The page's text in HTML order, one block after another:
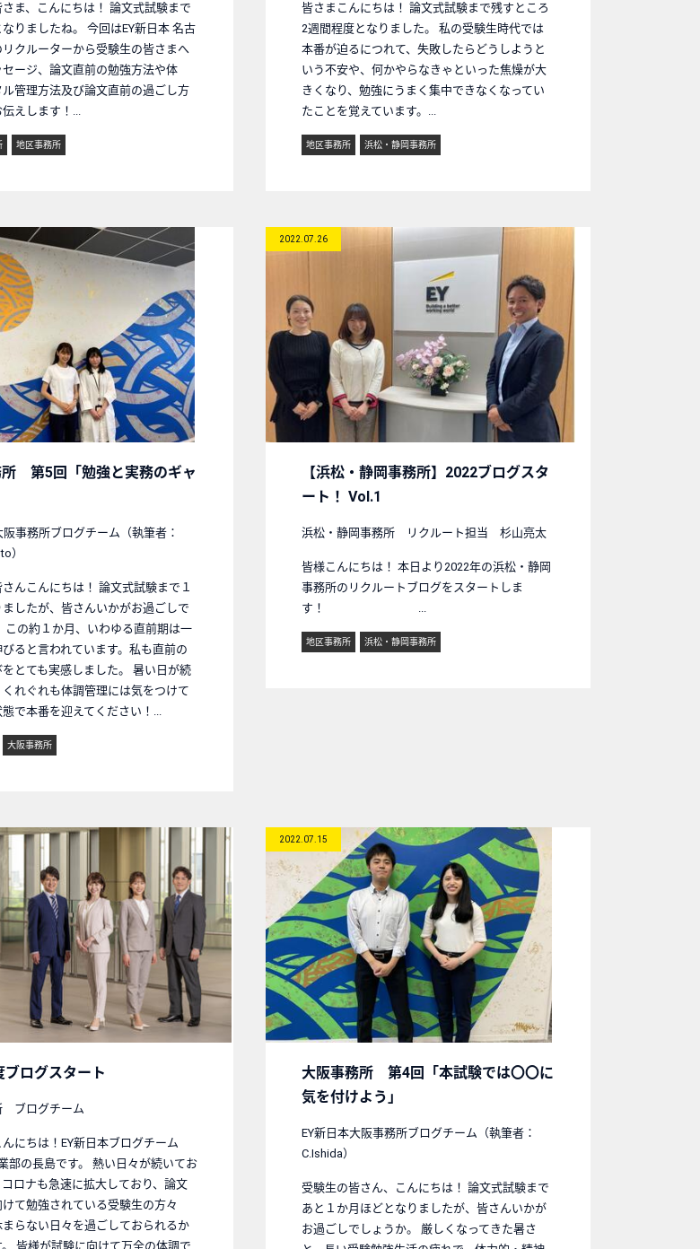
ま、こんにちは！ 論文式試験まで
りましたね。 今回はEY新日本 名古
リクルーターから受験生の皆さまへ
セージ、論文直前の勉強方法や体
管理方法及び論文直前の過ごし方
えします！...
地区事務所
皆さまこんにちは！ 論文式試験まで残すところ
2週間程度となりました。 私の受験生時代では
本番が迫るにつれて、失敗したらどうしようと
いう不安や、何かやらなきゃといった焦燥が大
きくなり、勉強にうまく集中できなくなってい
たことを覚えています。...
地区事務所 浜松・静岡事務所
第5回「勉強と実務のギャ
阪事務所ブログチーム（執筆者：
）
んこんにちは！ 論文式試験まで１
したが、皆さんいかがお過ごしで
この約１か月、いわゆる直前期は一
ると言われています。私も直前の
とても実感しました。 暑い日が続
くれぐれも体調管理には気をつけて
で本番を迎えてください！...
大阪事務所
2022.07.26
【浜松・静岡事務所】2022ブログスタ
ート！ Vol.1
浜松・静岡事務所 リクルート担当 杉山亮太
皆様こんにちは！ 本日より2022年の浜松・静岡
事務所のリクルートブログをスタートしま
す！ ...
地区事務所 浜松・静岡事務所
ブログスタート
ブログチーム
にちは！EY新日本ブログチーム
部の長島です。 熱い日々が続いてお
コロナも急速に拡大しており、論文
て勉強されている受験生の方々
まらない日々を過ごしておられるか
。 皆様が試験に向けて万全の体調で
2022.07.15
大阪事務所 第4回「本試験では〇〇に
気を付けよう」
EY新日本大阪事務所ブログチーム（執筆者：
C.Ishida）
受験生の皆さん、こんにちは！ 論文式試験まで
あと１か月ほどとなりましたが、皆さんいかが
お過ごしでしょうか。 厳しくなってきた暑さ